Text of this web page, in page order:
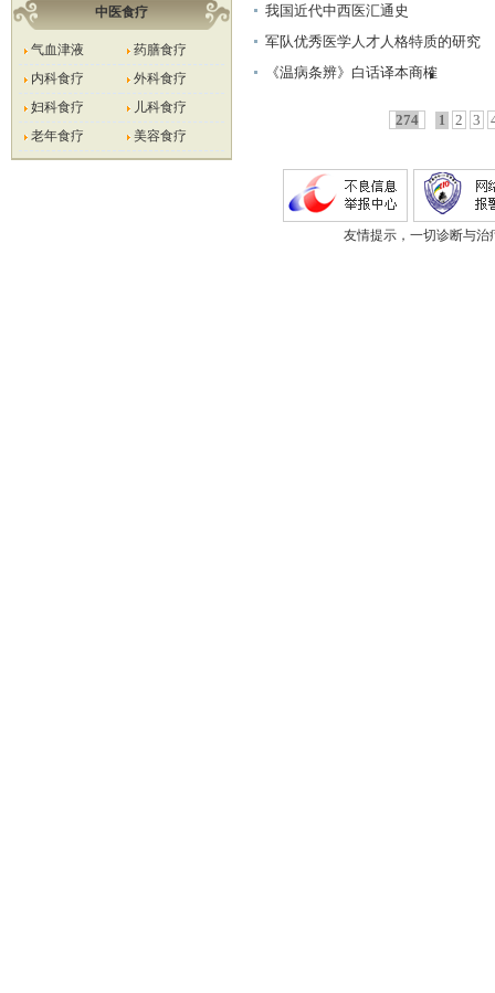
中医食疗
气血津液
药膳食疗
内科食疗
外科食疗
妇科食疗
儿科食疗
老年食疗
美容食疗
响我国近代中西医汇通史
军队优秀医学人才人格特质的研究
《温病条辨》白话译本商榷
274 1 2 3
友情提示，一切诊断与治